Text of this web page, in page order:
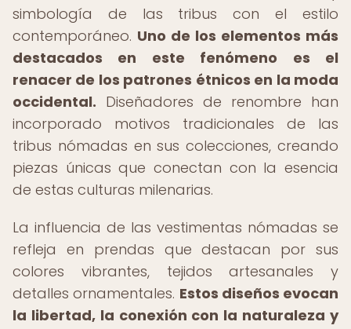
simbología de las tribus con el estilo
contemporáneo. Uno de los elementos más
destacados en este fenómeno es el
renacer de los patrones étnicos en la moda
occidental. Diseñadores de renombre han
incorporado motivos tradicionales de las
tribus nómadas en sus colecciones, creando
piezas únicas que conectan con la esencia
de estas culturas milenarias.
La influencia de las vestimentas nómadas se
refleja en prendas que destacan por sus
colores vibrantes, tejidos artesanales y
detalles ornamentales. Estos diseños evocan
la libertad, la conexión con la naturaleza y